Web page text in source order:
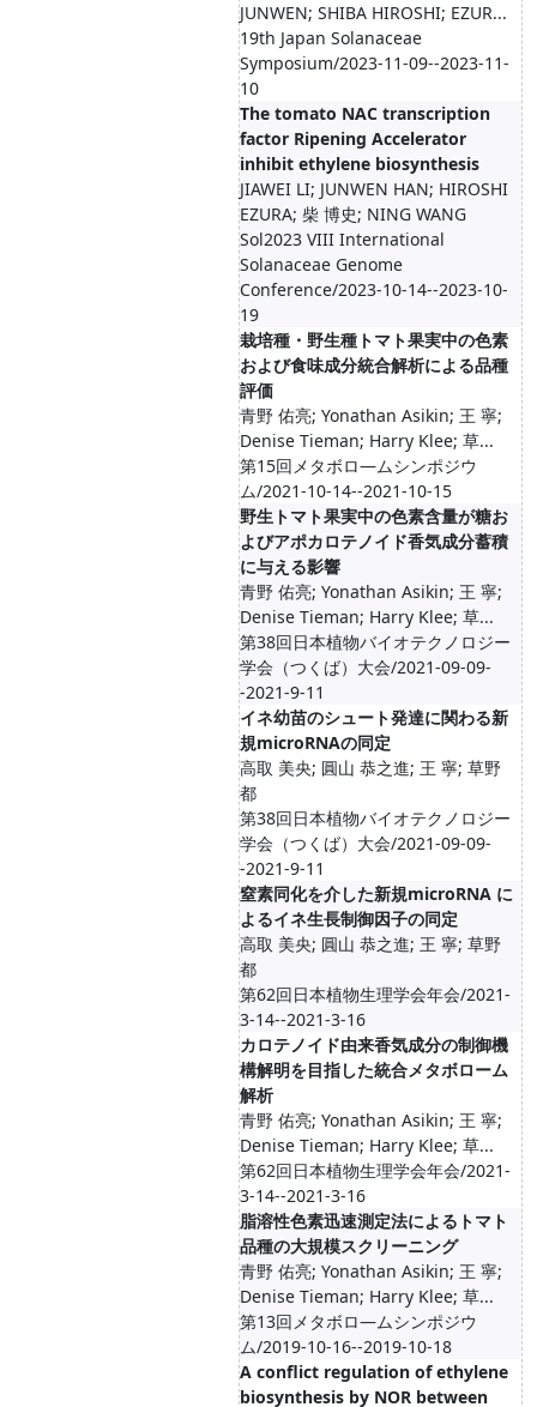
JUNWEN; SHIBA HIROSHI; EZUR...
19th Japan Solanaceae
Symposium/2023-11-09--2023-11-
10
The tomato NAC transcription
factor Ripening Accelerator
inhibit ethylene biosynthesis
JIAWEI LI; JUNWEN HAN; HIROSHI
EZURA; 柴 博史; NING WANG
Sol2023 VIII International
Solanaceae Genome
Conference/2023-10-14--2023-10-
19
栽培種・野生種トマト果実中の色素
および食味成分統合解析による品種
評価
青野 佑亮; Yonathan Asikin; 王 寧;
Denise Tieman; Harry Klee; 草...
第15回メタボロ―ムシンポジウ
ム/2021-10-14--2021-10-15
野生トマト果実中の色素含量が糖お
よびアポカロテノイド香気成分蓄積
に与える影響
青野 佑亮; Yonathan Asikin; 王 寧;
Denise Tieman; Harry Klee; 草...
第38回日本植物バイオテクノロジー
学会（つくば）大会/2021-09-09-
-2021-9-11
イネ幼苗のシュート発達に関わる新
規microRNAの同定
高取 美央; 圓山 恭之進; 王 寧; 草野
都
第38回日本植物バイオテクノロジー
学会（つくば）大会/2021-09-09-
-2021-9-11
窒素同化を介した新規microRNA に
よるイネ生長制御因子の同定
高取 美央; 圓山 恭之進; 王 寧; 草野
都
第62回日本植物生理学会年会/2021-
3-14--2021-3-16
カロテノイド由来香気成分の制御機
構解明を目指した統合メタボローム
解析
青野 佑亮; Yonathan Asikin; 王 寧;
Denise Tieman; Harry Klee; 草...
第62回日本植物生理学会年会/2021-
3-14--2021-3-16
脂溶性色素迅速測定法によるトマト
品種の大規模スクリーニング
青野 佑亮; Yonathan Asikin; 王 寧;
Denise Tieman; Harry Klee; 草...
第13回メタボロ―ムシンポジウ
ム/2019-10-16--2019-10-18
A conflict regulation of ethylene
biosynthesis by NOR between